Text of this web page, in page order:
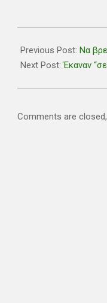
10-
01
Previous Post: Να
Next Post:Έκαναν
Comments are